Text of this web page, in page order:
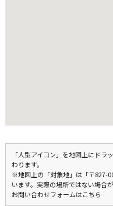
「人型アイコン」を地図上にド
わります。
※地図上の「対象地」は「〒827-
います。実際の場所ではない場合
お問い合わせフォームはこちら